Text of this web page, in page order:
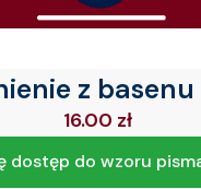
z
16.00 zł
dostęp do wzoru